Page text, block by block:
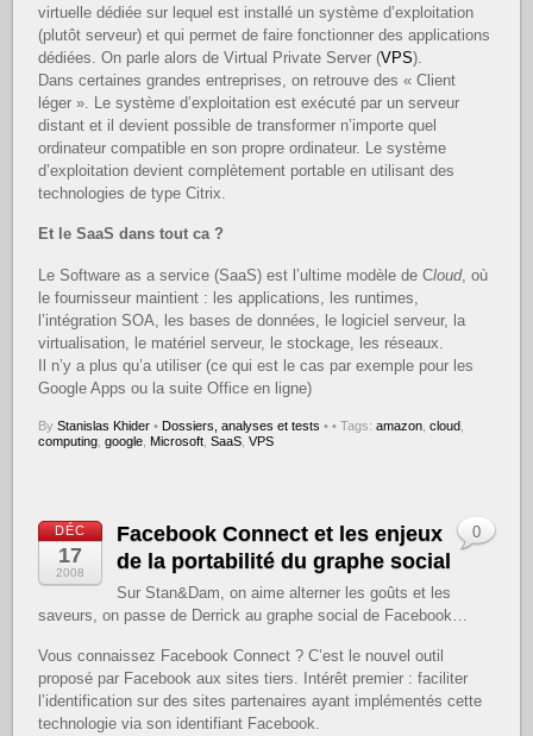
virtuelle dédiée sur lequel est installé un système d’exploitation
(plutôt serveur) et qui permet de faire fonctionner des applications
dédiées. On parle alors de Virtual Private Server (VPS).
Dans certaines grandes entreprises, on retrouve des « Client
léger ». Le système d’exploitation est exécuté par un serveur
distant et il devient possible de transformer n’importe quel
ordinateur compatible en son propre ordinateur. Le système
d’exploitation devient complètement portable en utilisant des
technologies de type Citrix.
Et le SaaS dans tout ca ?
Le Software as a service (SaaS) est l’ultime modèle de Cloud, où
le fournisseur maintient : les applications, les runtimes,
l’intégration SOA, les bases de données, le logiciel serveur, la
virtualisation, le matériel serveur, le stockage, les réseaux.
Il n’y a plus qu’a utiliser (ce qui est le cas par exemple pour les
Google Apps ou la suite Office en ligne)
ByStanislas Khider • Dossiers, analyses et tests • • Tags:amazon ,cloud
computing ,google Microsoft ,SaaS ,VPS
DÉC
17
2008
Facebook Connect et les enjeux
de la portabilité du graphe social
Sur Stan&Dam, on aime alterner les goûts et les
saveurs, on passe de Derrick au graphe social de Facebook…
Vous connaissez Facebook Connect ? C’est le nouvel outil
proposé par Facebook aux sites tiers. Intérêt premier : faciliter
l’identification sur des sites partenaires ayant implémentés cette
technologie via son identifiant Facebook.
0